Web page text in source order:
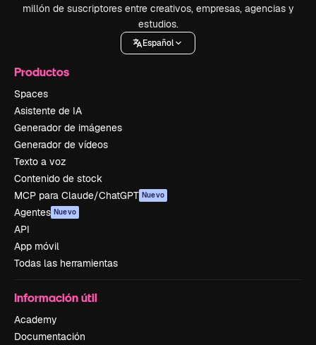
millón de suscriptores entre creativos, empresas, agencias y
estudios.
Español
Productos
Spaces
Asistente de IA
Generador de imágenes
Generador de vídeos
Texto a voz
Contenido de stock
MCP para Claude/ChatGPT Nuevo
Agentes Nuevo
API
App móvil
Todas las herramientas
Información útil
Academy
Documentación